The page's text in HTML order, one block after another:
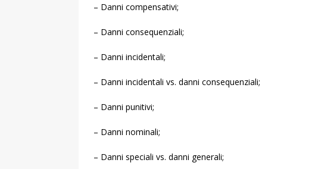
– Danni compensativi;
– Danni consequenziali;
– Danni incidentali;
– Danni incidentali vs. danni consequenziali;
– Danni punitivi;
– Danni nominali;
– Danni speciali vs. danni generali;